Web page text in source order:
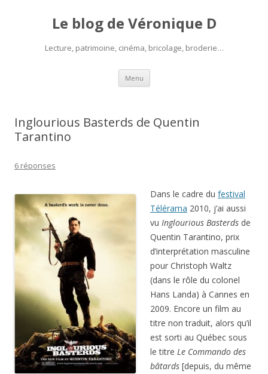
Le blog de Véronique D
Lecture, patrimoine, cinéma, bricolage, broderie…
Menu Aller
contenu
Inglourious Basterds de Quentin
Tarantino
6 réponses
Dans le cadre du festival
Télérama 2010, j’ai aussi
vu Inglourious Basterds de
Quentin Tarantino, prix
d’interprétation masculine
pour Christoph Waltz
(dans le rôle du colonel
Hans Landa) à Cannes en
2009. Encore un film au
titre non traduit, alors qu’il
est sorti au Québec sous
le titre Le Commando des
bâtards [depuis, du même